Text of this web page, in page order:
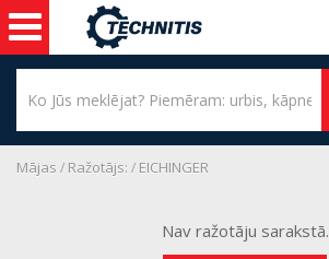
Mājas Ražotājs: EICHINGER
Nav ražotāju sarakstā.